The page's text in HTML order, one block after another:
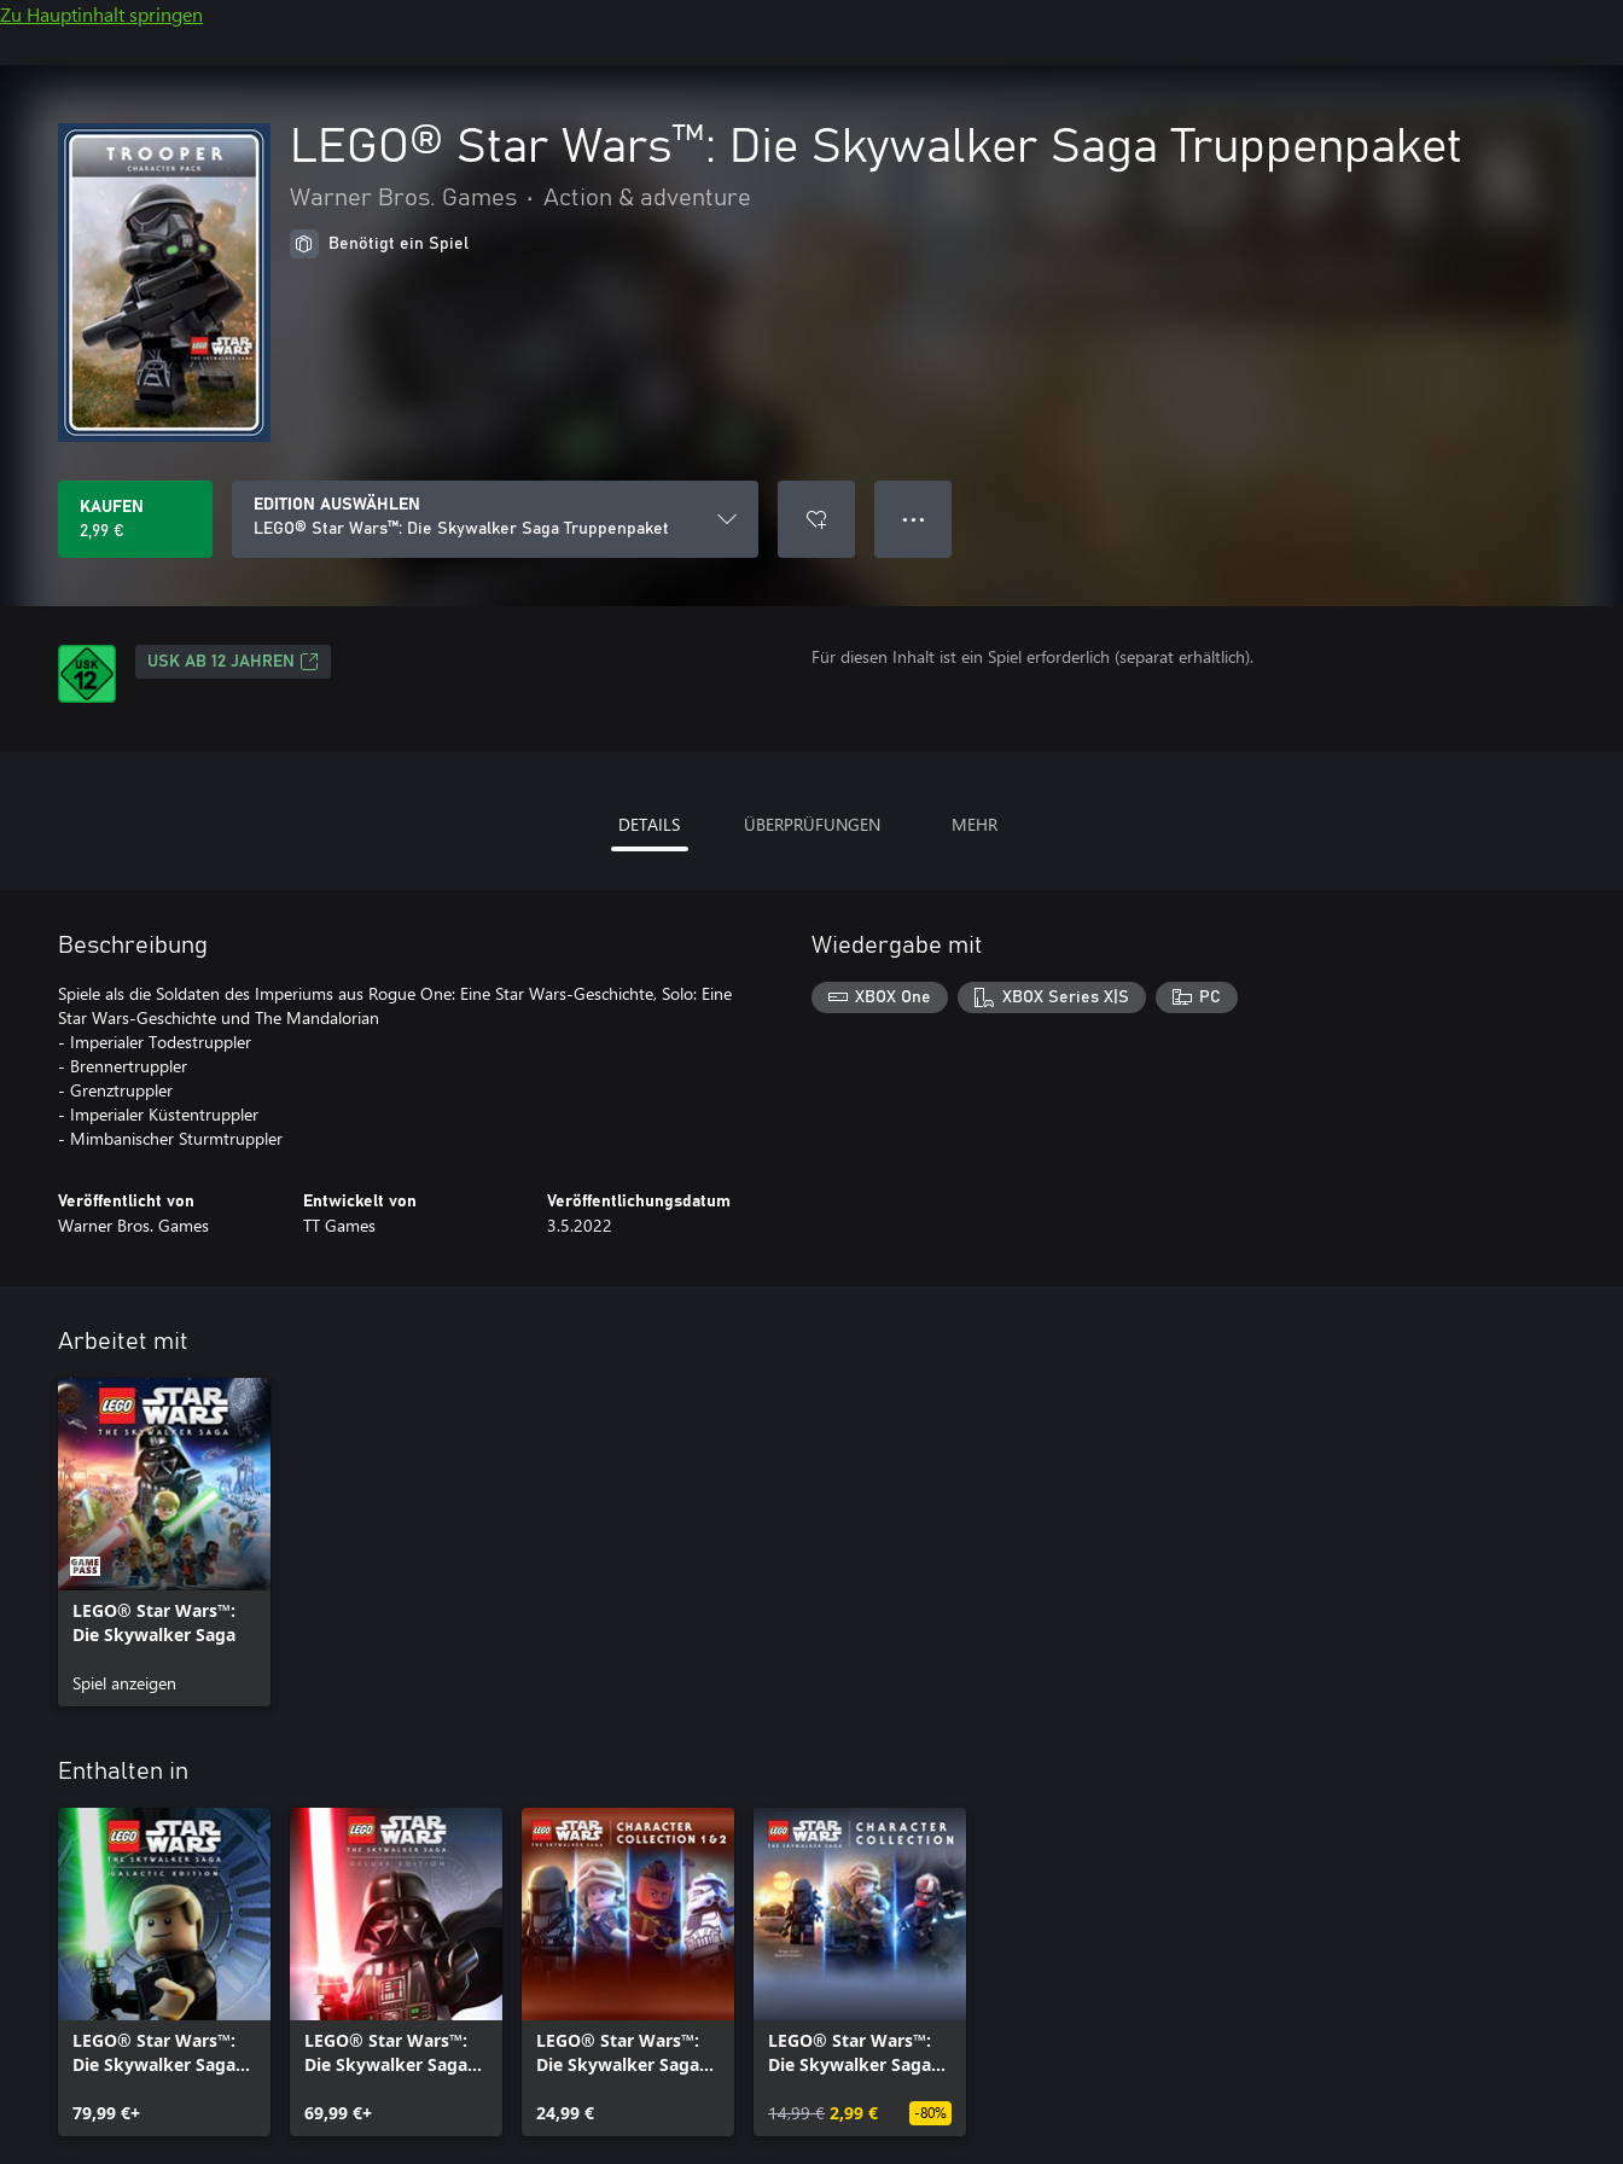
Zu Hauptinhalt springen
LEGO® Star Wars™: Die Skywalker Saga Truppenpaket
Warner Bros. Games • Action & adventure
Benötigt ein Spiel
KAUFEN
2,99 €
EDITION AUSWÄHLEN
LEGO® Star Wars™: Die Skywalker Saga Truppenpaket
● ● ●
USK AB 12 JAHREN Für diesen Inhalt ist ein Spiel erforderlich (separat erhältlich).
DETAILS ÜBERPRÜFUNGEN MEHR
Beschreibung
Spiele als die Soldaten des Imperiums aus Rogue One: Eine Star Wars-Geschichte, Solo: Eine
Star Wars-Geschichte und The Mandalorian
- Imperialer Todestruppler
- Brennertruppler
- Grenztruppler
- Imperialer Küstentruppler
- Mimbanischer Sturmtruppler
Veröffentlicht von
Warner Bros. Games
Entwickelt von
TT Games
Veröffentlichungsdatum
3.5.2022
Wiedergabe mit
XBOX One XBOX Series X|S PC
Arbeitet mit
LEGO® Star Wars™:
Die Skywalker Saga
Spiel anzeigen
Enthalten in
LEGO® Star Wars™:
Die Skywalker Saga
79,99 €+
LEGO® Star Wars™:
Die Skywalker Saga
69,99 €+
LEGO® Star Wars™:
Die Skywalker Saga
1 & 2
24,99 €
LEGO® Star Wars™:
Die Skywalker Saga
1
14,99 € 2,99 € -80%